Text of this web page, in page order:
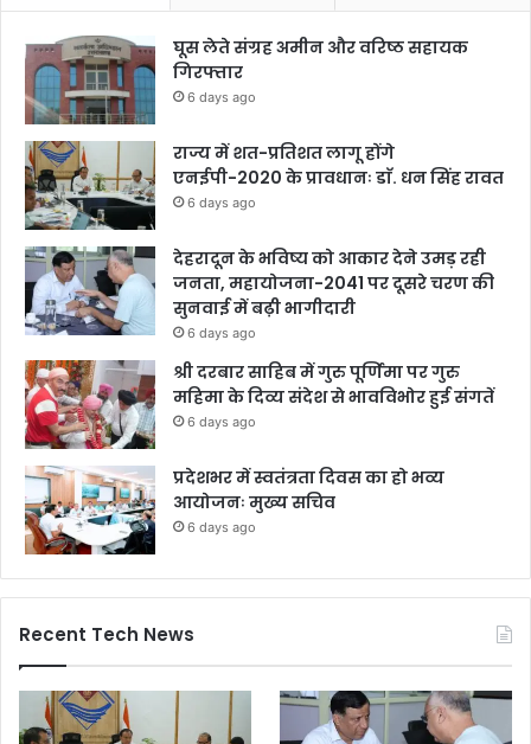
घूस लेते संग्रह अमीन और वरिष्ठ सहायक
गिरफ्तार
6 days ago
राज्य में शत-प्रतिशत लागू होंगे
एनईपी-2020 के प्रावधानः डाॅ. धन सिंह रावत
6 days ago
देहरादून के भविष्य को आकार देने उमड़ रही
जनता, महायोजना-2041 पर दूसरे चरण की
सुनवाई में बढ़ी भागीदारी
6 days ago
श्री दरबार साहिब में गुरु पूर्णिमा पर गुरु
महिमा के दिव्य संदेश से भावविभोर हुई संगतें
6 days ago
प्रदेशभर में स्वतंत्रता दिवस का हो भव्य
आयोजनः मुख्य सचिव
6 days ago
Recent Tech News